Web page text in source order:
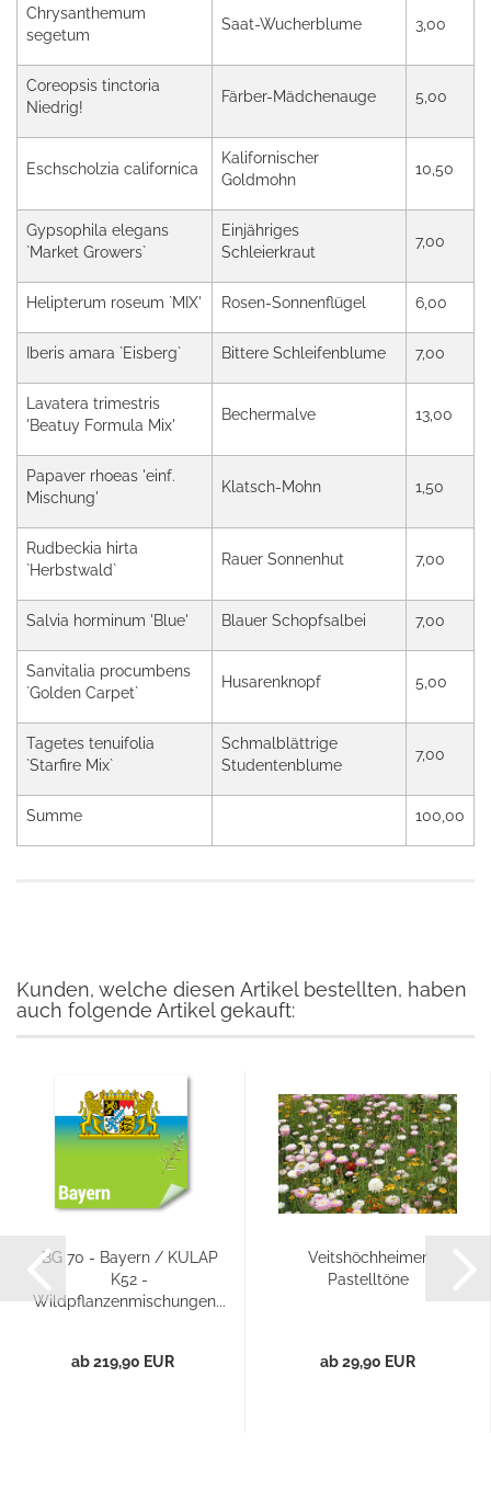
Chrysanthemum
segetum
Saat-Wucherblume 3,00
Coreopsis tinctoria
Niedrig!
Färber-Mädchenauge 5,00
Eschscholzia californica
Kalifornischer
Goldmohn
10,50
Gypsophila elegans
`Market Growers`
Einjähriges
Schleierkraut
7,00
Helipterum roseum `MIX' Rosen-Sonnenflügel 6,00
Iberis amara `Eisberg` Bittere Schleifenblume 7,00
Lavatera trimestris
'Beatuy Formula Mix'
Bechermalve 13,00
Papaver rhoeas 'einf.
Mischung'
Klatsch-Mohn 1,50
Rudbeckia hirta
`Herbstwald`
Rauer Sonnenhut 7,00
Salvia horminum 'Blue' Blauer Schopfsalbei 7,00
Sanvitalia procumbens
`Golden Carpet`
Husarenknopf 5,00
Tagetes tenuifolia
`Starfire Mix`
Schmalblättrige
Studentenblume
7,00
Summe 100,00
Kunden, welche diesen Artikel bestellten, haben
auch folgende Artikel gekauft:
BG 70 - Bayern / KULAP
K52 -
Wildpflanzenmischungen...
ab 219,90 EUR
Veitshöchheimer
Pastelltöne
ab 29,90 EUR